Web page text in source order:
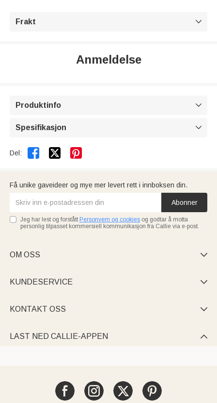
Frakt 
Anmeldelse
Produktinfo 
Spesifikasjon 
Del:  
Få unike gaveideer og mye mer levert rett i innboksen din.
Abonner
Jeg har lest og forstått Personvern og cookies og godtar å motta
personlig tilpasset kommersiell kommunikasjon fra Callie via e-post.
OM OSS 
KUNDESERVICE 
KONTAKT OSS 
LAST NED CALLIE-APPEN 